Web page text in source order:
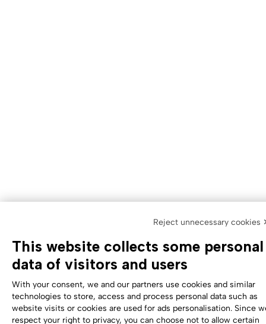
Reject unnecessary cookies
This website collects some personal
data of visitors and users
With your consent, we and our partners use cookies and similar
technologies to store, access and process personal data such as
website visits or cookies are used for ads personalisation. Since
respect your right to privacy, you can choose not to allow certain